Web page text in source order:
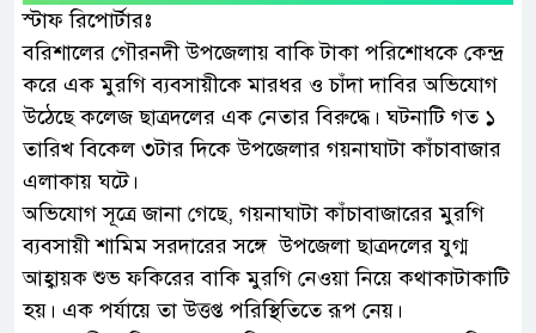
স্টাফ রিপোর্টারঃ
বরিশালের গৌরনদী উপজেলায় বাকি টাকা পরিশোধকে কেন্দ্র
করে এক মুরগি ব্যবসায়ীকে মারধর ও চাঁদা দাবির অভিযোগ
উঠেছে কলেজ ছাত্রদলের এক নেতার বিরুদ্ধে। ঘটনাটি গত ১
তারিখ বিকেল ৩টার দিকে উপজেলার গয়নাঘাটা কাঁচাবাজার
এলাকায় ঘটে।
অভিযোগ সূত্রে জানা গেছে, গয়নাঘাটা কাঁচাবাজারের মুরগি
ব্যবসায়ী শামিম সরদারের সঙ্গে উপজেলা ছাত্রদলের যুগ্ম
আহ্বায়ক শুভ ফকিরের বাকি মুরগি নেওয়া নিয়ে কথাকাটাকাটি
হয়। এক পর্যায়ে তা উত্তপ্ত পরিস্থিতিতে রূপ নেয়।